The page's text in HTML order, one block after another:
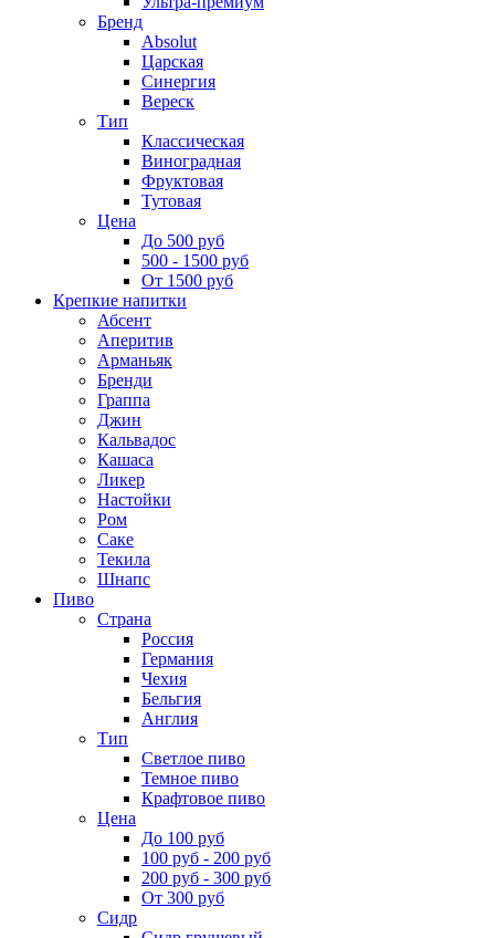
Бренд
Absolut
Царская
Синергия
Вереск
Тип
Классическая
Виноградная
Фруктовая
Тутовая
Цена
До 500 руб
500 - 1500 руб
От 1500 руб
Крепкие напитки
Абсент
Аперитив
Арманьяк
Бренди
Граппа
Джин
Кальвадос
Кашаса
Ликер
Настойки
Ром
Саке
Текила
Шнапс
Пиво
Страна
Россия
Германия
Чехия
Бельгия
Англия
Тип
Светлое пиво
Темное пиво
Крафтовое пиво
Цена
До 100 руб
100 руб - 200 руб
200 руб - 300 руб
От 300 руб
Сидр